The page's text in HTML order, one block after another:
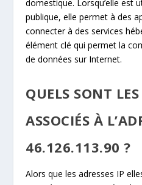
domestique. Lorsqu’elle est
publique, elle permet à des
connecter à des services
élément clé qui permet la
de données sur Internet.
QUELS SONT
ASSOCIÉS À
46.126.113.90 ?
Alors que les adresses IP